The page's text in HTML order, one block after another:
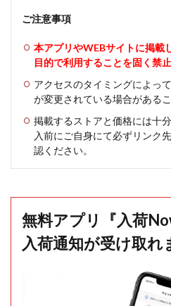
ご注意事項
本アプリやWEBサイトに掲載
目的で利用することを固く禁
アクセスのタイミングによっ
が変更されている場合がある
掲載するストアと価格には十
入前にご自身にて必ずリンク
認ください。
無料アプリ『入荷
入荷通知が受け取れ